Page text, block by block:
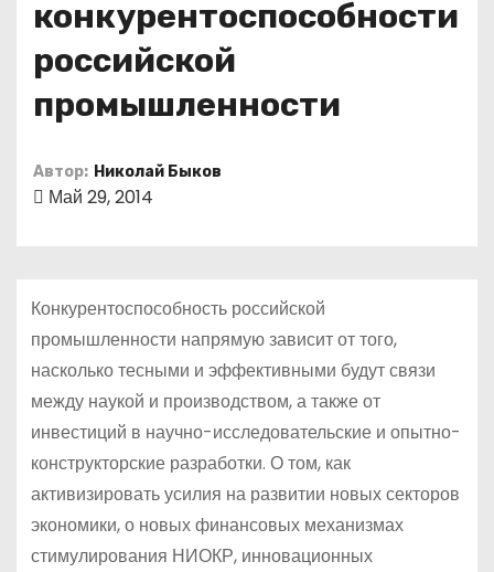
конкурентоспособности
российской
промышленности
Автор: Николай Быков
Май 29, 2014
Конкурентоспособность российской
промышленности напрямую зависит от того,
насколько тесными и эффективными будут связи
между наукой и производством, а также от
инвестиций в научно-исследовательские и опытно-
конструкторские разработки. О том, как
активизировать усилия на развитии новых секторов
экономики, о новых финансовых механизмах
стимулирования НИОКР, инновационных